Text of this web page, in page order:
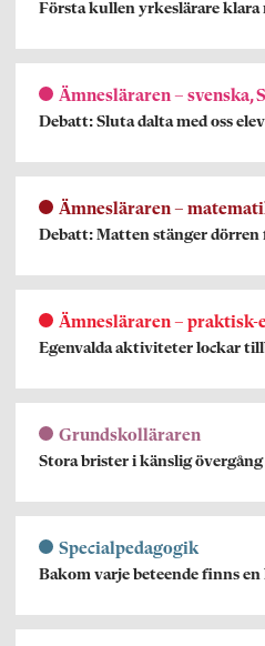
Första kullen yrkeslärare klara
Ämnesläraren – svenska,
Debatt: Sluta dalta med oss
Ämnesläraren –
Debatt: Matten stänger dörren
Ämnesläraren – praktisk-
Egenvalda aktiviteter lockar
Grundskolläraren
Stora brister i känslig övergång
Specialpedagogik
Bakom varje beteende finns